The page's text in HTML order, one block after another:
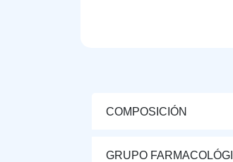
COMPOSICIÓN
GRUPO